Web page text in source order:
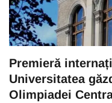
Premieră
Universitatea
Olimpiadei